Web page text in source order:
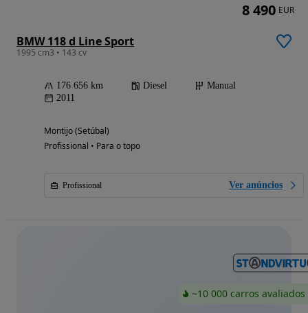
BMW 118 d Line Sport
1995 cm3 • 143 cv
176 656 km Diesel
Manual
2011
Montijo (Setúbal)
Profissional • Para o topo
Profissional Ver anúncios
8 490 EUR
~10 000 carros